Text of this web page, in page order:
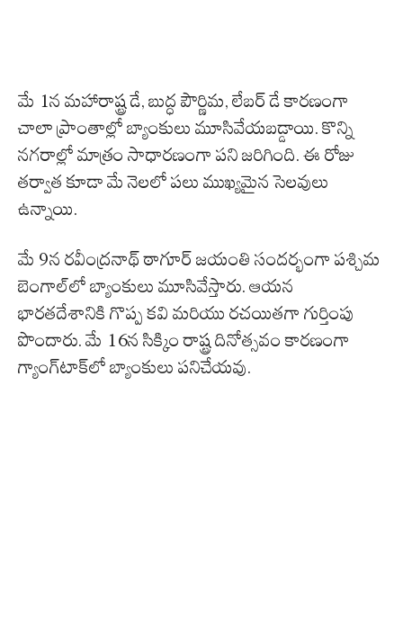
మే 1న మహారాష్ట్ర డే, బుద్ధ పౌర్ణిమ, లేబర్ డే కారణంగా
చాలా ప్రాంతాల్లో బ్యాంకులు మూసివేయబడ్డాయి. కొన్ని
నగరాల్లో మాత్రం సాధారణంగా పని జరిగింది. ఈ రోజు
తర్వాత కూడా మే నెలలో పలు ముఖ్యమైన సెలవులు
ఉన్నాయి.
మే 9న రవీంద్రనాథ్ ఠాగూర్ జయంతి సందర్భంగా పశ్చిమ
బెంగాల్‌లో బ్యాంకులు మూసివేస్తారు. ఆయన
భారతదేశానికి గొప్ప కవి మరియు రచయితగా గుర్తింపు
పొందారు. మే 16న సిక్కిం రాష్ట్ర దినోత్సవం కారణంగా
గ్యాంగ్‌టాక్‌లో బ్యాంకులు పనిచేయవు.